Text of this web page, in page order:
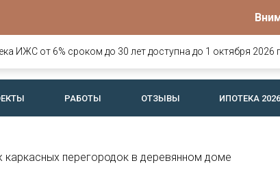
ИЖС от 6% сроком до 30 лет доступна до 1 октября
бань
РАБОТЫ ОТЗЫВЫ ИПОТЕКА 2026
перегородок в деревянном доме